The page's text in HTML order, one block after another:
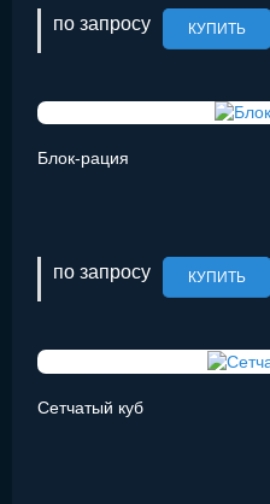
по запросу КУПИТЬ
Блок-рация
по запросу КУПИТЬ
Сетчатый куб